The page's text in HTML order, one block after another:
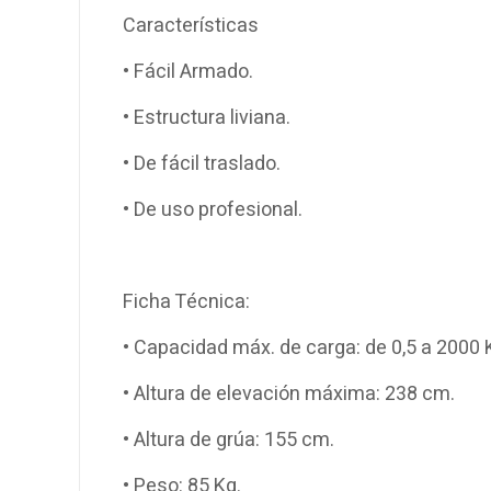
Características
• Fácil Armado.
• Estructura liviana.
• De fácil traslado.
• De uso profesional.
Ficha Técnica:
• Capacidad máx. de carga: de 0,5 a 2000
• Altura de elevación máxima: 238 cm.
• Altura de grúa: 155 cm.